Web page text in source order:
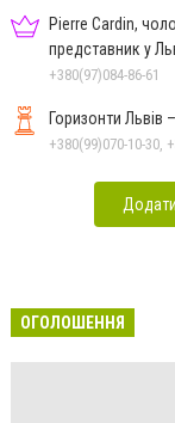
Pierre Cardin,
+380(97)084-86-61
Горизонти Львів
+380(99)070-10-30,
ОГОЛОШЕННЯ